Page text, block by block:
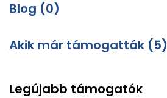
Blog (0)
Akik már támogatták (5)
Legújabb támogatók